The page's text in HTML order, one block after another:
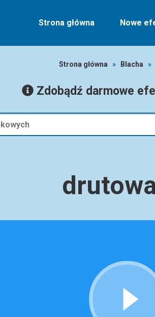
Strona główna Nowe
Strona główna » Blacha »
Zdobądź darmowe